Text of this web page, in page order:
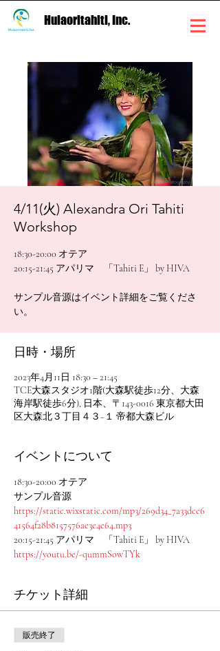
Hulaoritahiti, Inc.
4/11(火) Alexandra Ori Tahiti
Workshop
18:30-20:00 オテア
20:15-21:45 アパリマ 「Tahiti E」 by HIVA
サンプル音源はイベント詳細をご覧くださ
い。
日時・場所
2023年4月11日 18:30 – 21:45
TCE大森スタジオ1階(大森駅徒歩12分、大森
海岸駅徒歩6分), 日本、〒143-0016 東京都大田
区大森北３丁目４３−１ 帝都大森ビル
イベントについて
18:30-20:00 オテア
サンプル音源
https://static.wixstatic.com/mp3/269d34_7a33dcc6
41564f28b8157576ae3e4e64.mp3
20:15-21:45 アパリマ　「Tahiti E」 by HIVA
https://youtu.be/-qummSowTYk
チケット詳細
販売終了